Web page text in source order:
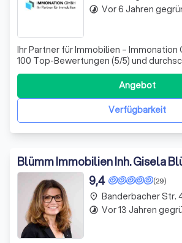
Ihr Partner für Immobilien – Immonation GmbH
100 Top-Bewertungen (5/5) und
verkauften Immobilien pro Jahr sind wir
Partner für Immobiliengeschäfte.
Verfügbarkeit
Angebot
timelapse Vor 6 Jahren
Blümm Immobilien Inh. Gisela
(29)
9,4
place Banderbacher Str.
timelapse Vor 13 Jahren